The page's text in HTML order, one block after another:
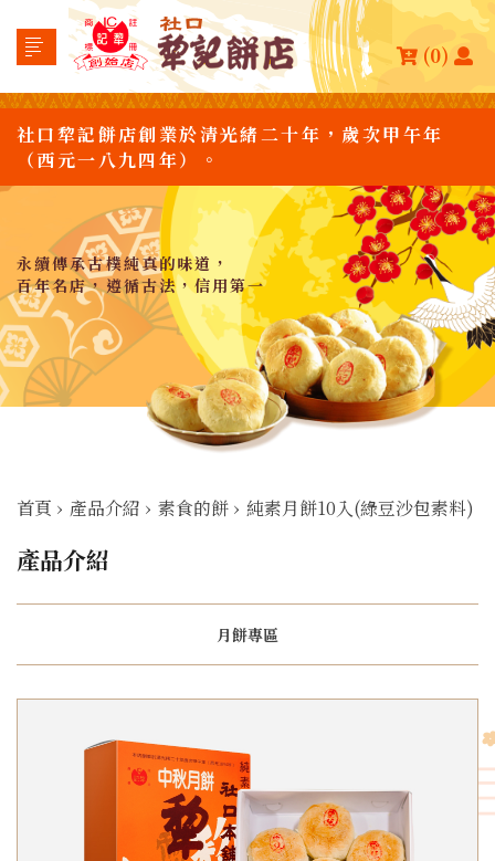
(0)
社口犂記餅店創業於清光緒二十年，歲次甲午年
（西元一八九四年）。
永續傳承古樸純真的味道，
百年名店，遵循古法，信用第一
首頁 › 產品介紹 › 素食的餅 › 純素月餅10入(綠豆沙包素料)
產品介紹
月餅專區